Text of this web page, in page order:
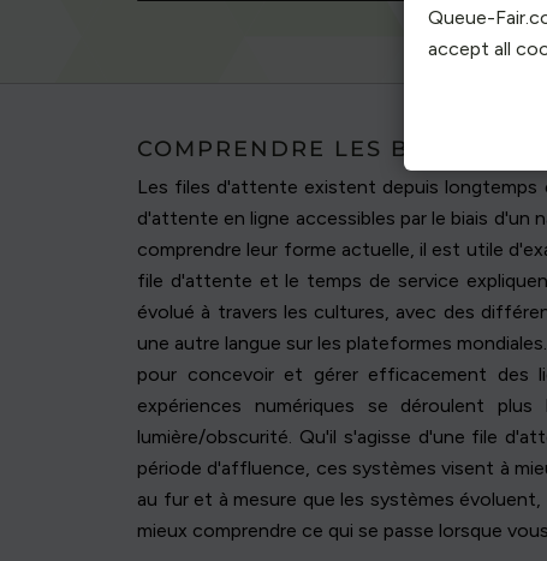
COMPRENDRE LES BASES DE
Les files d'attente existent depuis
d'attente en ligne accessibles par le biais
comprendre leur forme actuelle, il est utile
file d'attente et le temps de service
évolué à travers les cultures, avec des
une autre langue sur les plateformes
pour concevoir et gérer efficacement des
expériences numériques se déroulent
lumière/obscurité. Qu'il s'agisse d'une file
période d'affluence, ces systèmes visent à
au fur et à mesure que les systèmes
mieux comprendre ce qui se passe lorsque
Queue-
accept all